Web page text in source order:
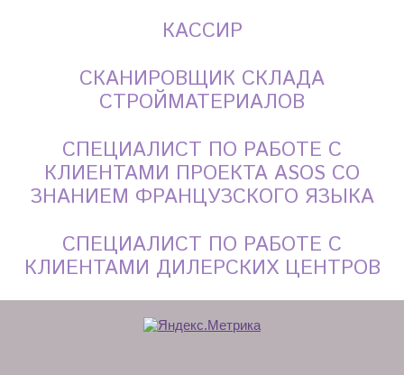
КАССИР
СКАНИРОВЩИК СКЛАДА
СТРОЙМАТЕРИАЛОВ
СПЕЦИАЛИСТ ПО РАБОТЕ С
КЛИЕНТАМИ ПРОЕКТА ASOS СО
ЗНАНИЕМ ФРАНЦУЗСКОГО ЯЗЫКА
СПЕЦИАЛИСТ ПО РАБОТЕ С
КЛИЕНТАМИ ДИЛЕРСКИХ ЦЕНТРОВ